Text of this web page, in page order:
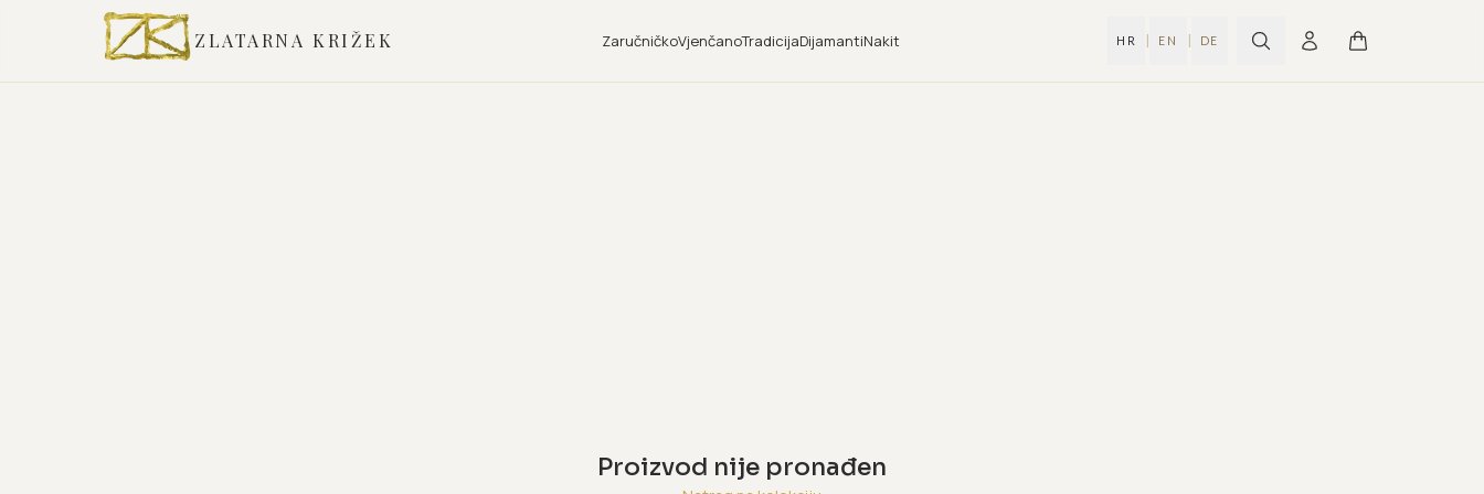
ZLATARNA KRIŽEK ZaručničkoVjenčanoTradicijaDijamantiNakit HR | EN | DE
Proizvod nije pronađen